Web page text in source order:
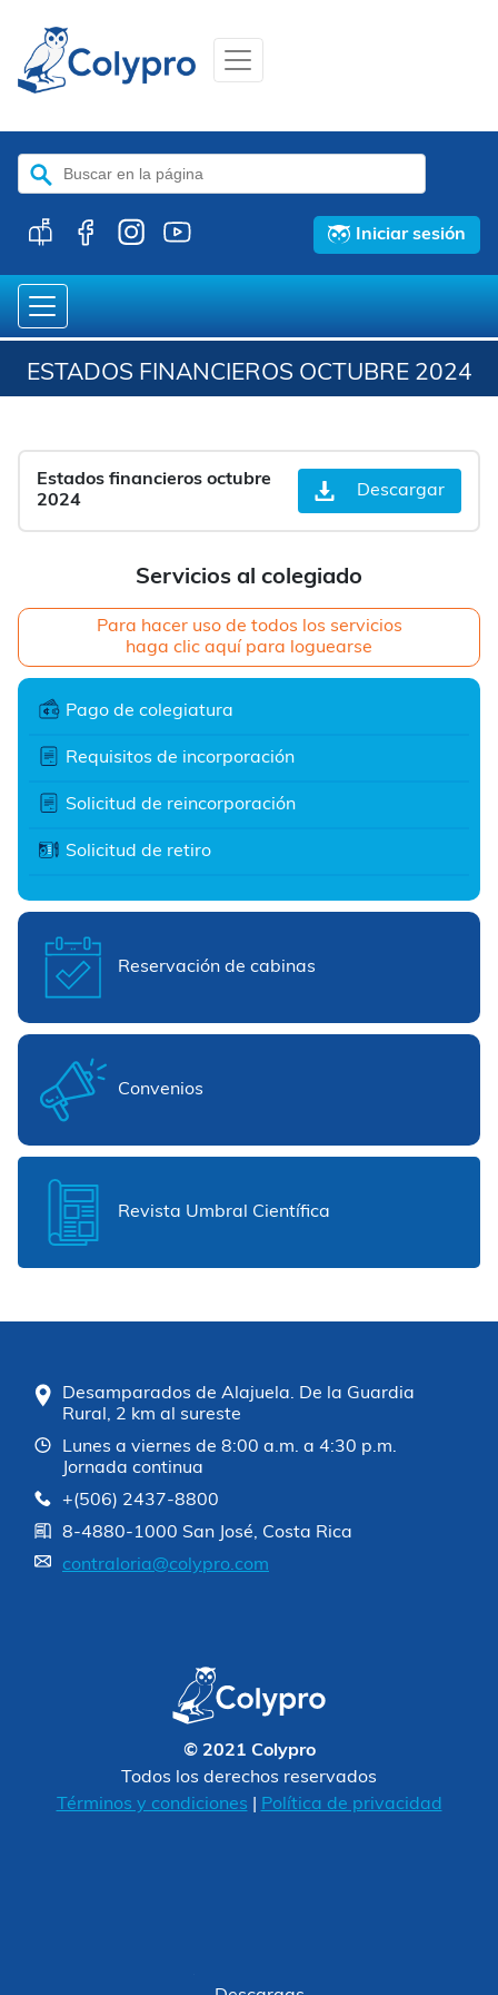
Buscar:
Iniciar sesión
ESTADOS FINANCIEROS OCTUBRE 2024
Servicios al colegiado
Para hacer uso de todos los servicios
haga clic aquí para loguearse
Pago de colegiatura
Requisitos de incorporación
Solicitud de reincorporación
Solicitud de retiro
Reservación de cabinas
Convenios
Revista Umbral Científica
Estados financieros octubre
2024
Descargar
Desamparados de Alajuela. De la Guardia
Rural, 2 km al sureste
Lunes a viernes de 8:00 a.m. a 4:30 p.m.
Jornada continua
+(506) 2437-8800
8-4880-1000 San José, Costa Rica
contraloria@colypro.com
© 2021 Colypro
Todos los derechos reservados
Términos y condiciones
Política de privacidad